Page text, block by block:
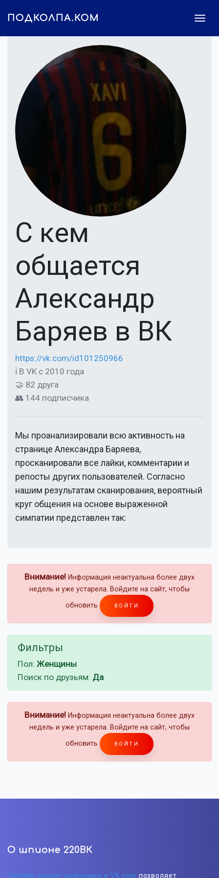
ПОДКОЛПА.КОМ
С кем
общается
Александр
Баряев в ВК
https://vk.com/id101250966
ℹ В VK с 2010 года
🤝 82 друга
👥 144 подписчика
Мы проанализировали всю активность на
странице Александра Баряева,
просканировали все лайки, комментарии и
репосты других пользователей. Согласно
нашим результатам сканирования, вероятный
круг общения на основе выраженной
симпатии представлен так:
Внимание! Информация неактуальна более двух
недель и уже устарела. Войдите на сайт, чтобы
обновить
ВОЙТИ
Фильтры
Пол: Женщины
Поиск по друзьям: Да
Внимание! Информация неактуальна более двух
недель и уже устарела. Войдите на сайт, чтобы
обновить
ВОЙТИ
О шпионе 220ВК
Онлайн-сервис шпионажа в VK.com позволяет